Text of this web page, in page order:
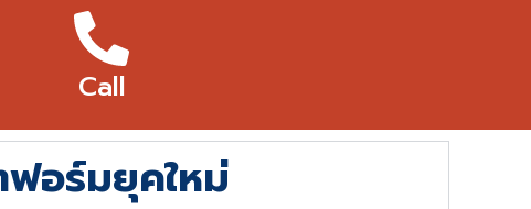
Call
อร์มยุคใหม่